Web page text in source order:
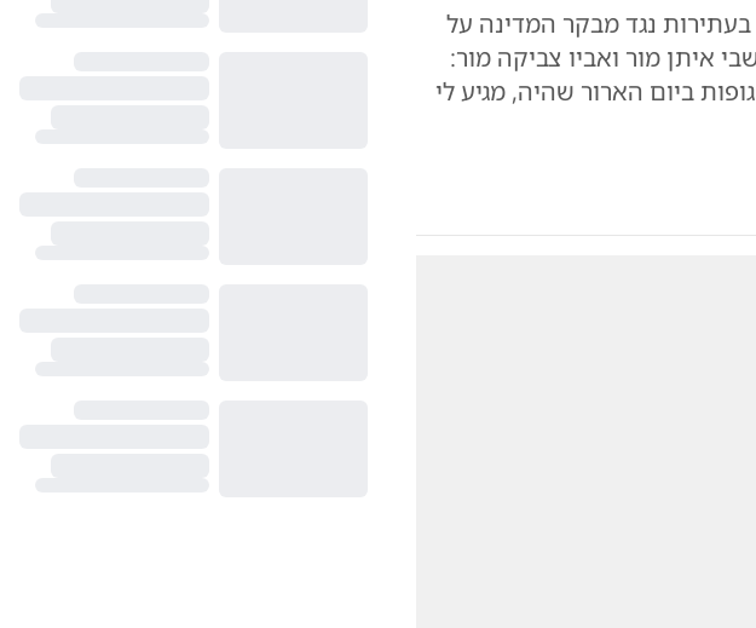
נגד מבקר המדינה על
איתן מור ואביו צביקה מור:
ביום הארור שהיה, מגיע לי